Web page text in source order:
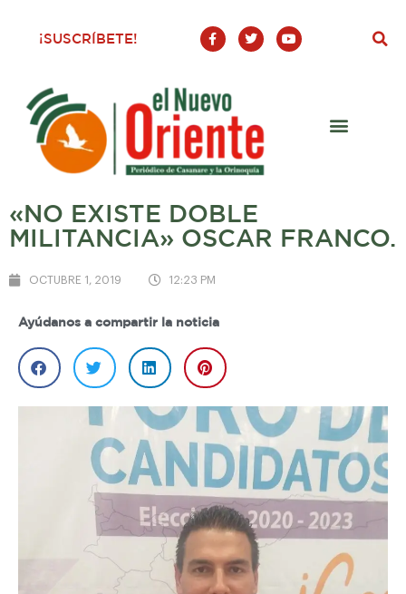
¡SUSCRÍBETE!
F
a
c
o
o
-
T
w
i
Y
o
u
«NO EXISTE DOBLE
MILITANCIA» OSCAR FRANCO.
OCTUBRE 1, 2019 12:23 PM
Ayúdanos a compartir la noticia